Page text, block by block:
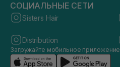
СОЦИАЛЬНЫЕ СЕТИ
Sisters Hair
Distribution
Загружайте мобильное приложение